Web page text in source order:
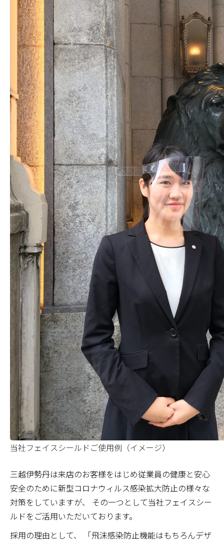
当社フェイスシールドご使用例（イメージ）
三越伊勢丹は来店のお客様をはじめ従業員の健康と安心
安全のために新型コロナウィルス感染拡大防止の様々な
対策をしていますが、 その一つとして当社フェイスシー
ルドをご活用いただいております。
採用の理由として、 「飛沫感染防止機能はもちろんデザ